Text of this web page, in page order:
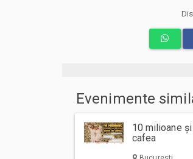
si costuri aditionale ce trebuie
emitere bilet, comisioane, cost de
Prin cumpararea unui bilet sau
ului Bilete.ro
Taxe servicii aplicabile per bilet:
Taxa administrare - 2%
Evenimente
10 milioane
cafea